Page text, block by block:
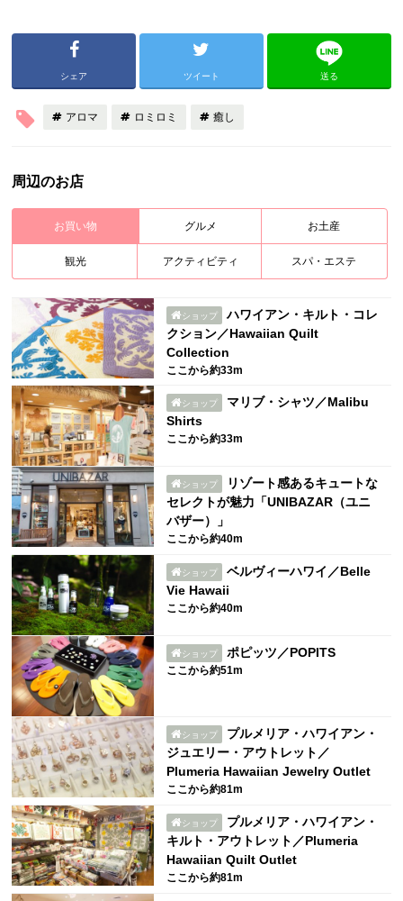
シェア ツイート 送る
アロマ ロミロミ 癒し
周辺のお店
お買い物 グルメ お土産
観光 アクティビティ スパ・エステ
ショップ
ハワイアン・キルト・コレ
クション／Hawaiian Quilt
Collection
ここから約33m
ショップ
マリブ・シャツ／Malibu
Shirts
ここから約33m
ショップ
リゾート感あるキュートな
セレクトが魅力「UNIBAZAR（ユニ
バザー）」
ここから約40m
ショップ
ベルヴィーハワイ／Belle
Vie Hawaii
ここから約40m
ショップ ポピッツ／POPITS
ここから約51m
ショップ
プルメリア・ハワイアン・
ジュエリー・アウトレット／
Plumeria Hawaiian Jewelry Outlet
ここから約81m
ショップ
プルメリア・ハワイアン・
キルト・アウトレット／Plumeria
Hawaiian Quilt Outlet
ここから約81m